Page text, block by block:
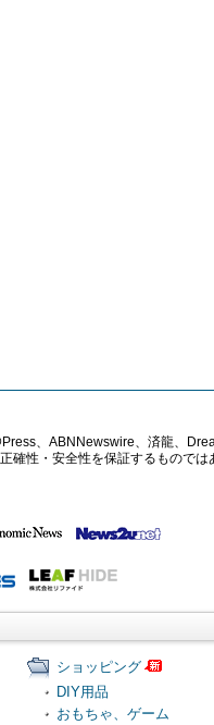
、ABNNewswire、済龍、
確性・安全性を保証するものでは
ショッピング
DIY用品
おもちゃ、ゲーム